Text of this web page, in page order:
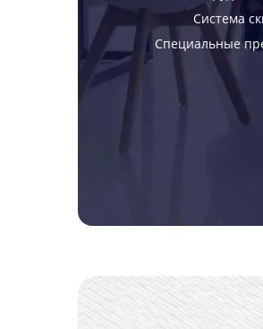
Система
Специальные